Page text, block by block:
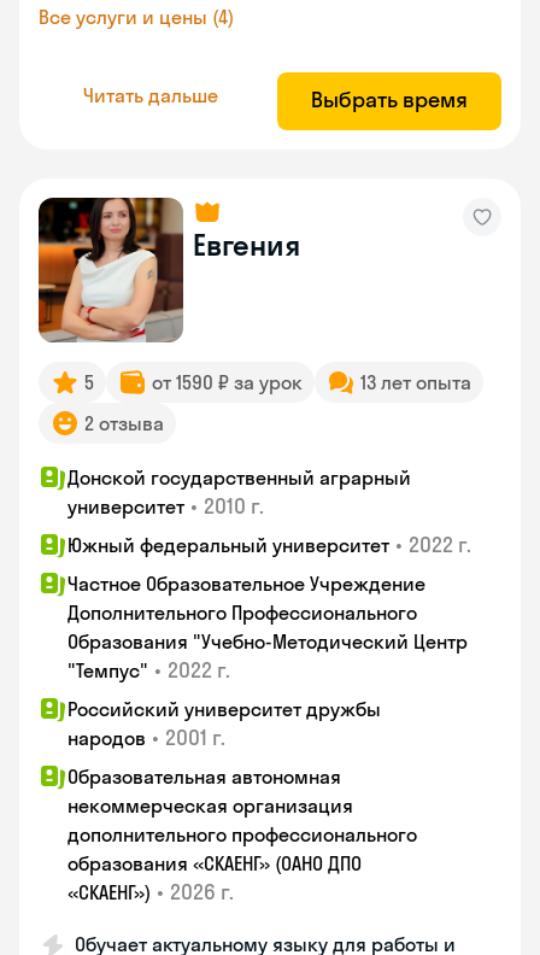
Все услуги и цены (4)
Читать дальше Выбрать время
Евгения
5 от 1590 ₽ за урок
13 лет опыта
2 отзыва
Донской государственный аграрный
университет • 2010 г.
Южный федеральный университет • 2022 г.
Частное Образовательное Учреждение
Дополнительного Профессионального
Образования "Учебно-Методический Центр
"Темпус" • 2022 г.
Российский университет дружбы
народов • 2001 г.
Образовательная автономная
некоммерческая организация
дополнительного профессионального
образования «СКАЕНГ» (ОАНО ДПО
«СКАЕНГ») • 2026 г.
Обучает актуальному языку для работы и